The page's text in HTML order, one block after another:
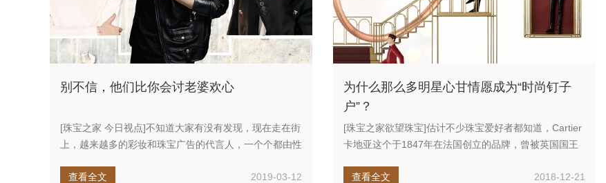
别不信，他们比你会讨老婆欢心
[珠宝之家 今日视点]不知道大家有没有发现，现在走在街
上，越来越多的彩妆和珠宝广告的代言人，一个个都由性
查看全文
2019-03-12
为什么那么多明星心甘情愿成为“时尚钉子
户”？
[珠宝之家欲望珠宝]估计不少珠宝爱好者都知道，Cartier
卡地亚这个于1847年在法国创立的品牌，曾被英国国王
查看全文
2018-12-21